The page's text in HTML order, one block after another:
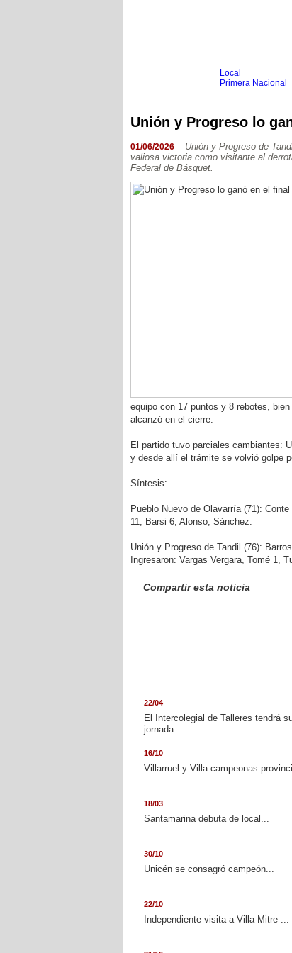
Local
Primera Nacional
Agrario
Boxeo
Ciclismo
Gim. Artística
Duatlón-Triatlón
Unión y Progreso lo
01/06/2026
Unión y Progreso de
valiosa victoria como visitante al
Federal de Básquet.
equipo con 17 puntos y 8 rebotes,
alcanzó en el cierre.
El partido tuvo parciales cambiantes:
y desde allí el trámite se volvió golpe
Síntesis:
Pueblo Nuevo de Olavarría (71):
11, Barsi 6, Alonso, Sánchez.
Unión y Progreso de Tandil (76):
Ingresaron: Vargas Vergara, Tomé 1,
Compartir esta noticia
22/04
El Intercolegial de Talleres tendrá
jornada...
16/10
Villarruel y Villa campeonas
18/03
Santamarina debuta de local...
30/10
Unicén se consagró campeón...
22/10
Independiente visita a Villa Mitre ...